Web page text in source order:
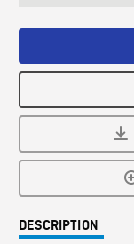
DESCRIPTION